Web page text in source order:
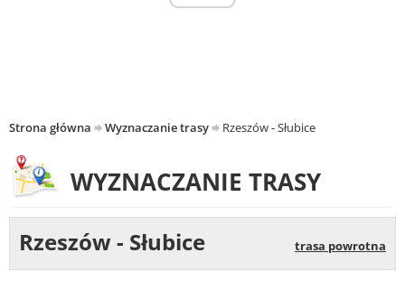
Strona główna Wyznaczanie trasy Rzeszów - Słubice
WYZNACZANIE TRASY
Rzeszów - Słubice trasa powrotna